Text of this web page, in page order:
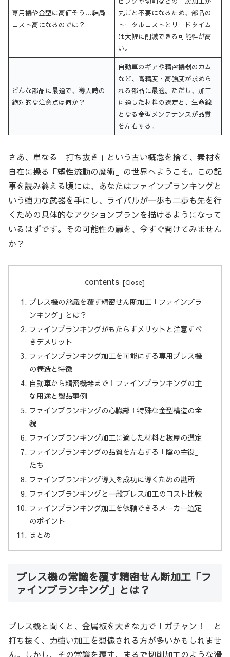
専用機や金型は高価そう…結局
コスト高になるのでは？
丸ごと不要になるため、部品の
トータルコストとリードタイム
は大幅に削減できる可能性が高
い。
どんな部品に最適で、導入時の
絶対的な注意点は何か？
自動車のギアや精密機器のカム
など、高精度・高強度が求めら
れる部品に最適。ただし、加工
に適した材料の選定と、生命線
となる金型メンテナンスが品質
を左右する。
さあ、単なる「打ち抜き」という古い概念を捨て、素材を
自在に操る「塑性流動の魔術」の世界へようこそ。この記
事を読み終える頃には、あなたはファインブランキングと
いう強力な武器を手にし、ライバルが一歩も二歩も先を行
くための具体的なアクションプランを描けるようになって
いるはずです。その可能性の扉を、今すぐ開けてみません
か？
contents
プレス機の常識を覆す精密せん断加工「ファインブラ
ンキング」とは？
ファインブランキングがもたらすメリットと注意すべ
きデメリット
ファインブランキング加工を可能にする専用プレス機
の構造と特徴
自動車から精密機器まで！ファインブランキングの主
な用途と製品事例
ファインブランキングの心臓部！特殊な金型構造の全
貌
ファインブランキング加工に適した材料と板厚の選定
ファインブランキングの品質を左右する「陰の主役」
たち
ファインブランキング導入を成功に導くための勘所
ファインブランキングと一般プレス加工のコスト比較
ファインブランキング加工を依頼できるメーカー選定
のポイント
まとめ
プレス機の常識を覆す精密せん断加工「フ
ァインブランキング」とは？
プレス機と聞くと、金属板を大きな力で「ガチャン！」と
打ち抜く、力強い加工を想像される方が多いかもしれませ
ん。しかし、その常識を覆す、まるで切削加工のような滑